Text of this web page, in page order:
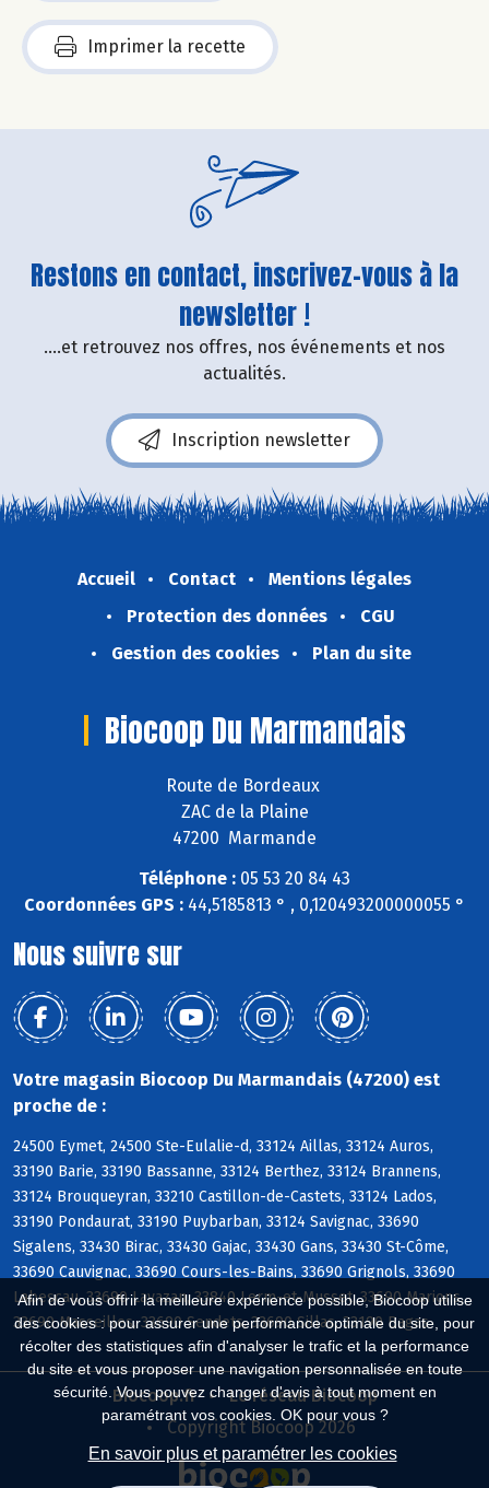
Afin de vous offrir la meilleure expérience possible, Biocoop utilise
des cookies : pour assurer une performance optimale du site, pour
récolter des statistiques afin d'analyser le trafic et la performance
du site et vous proposer une navigation personnalisée en toute
sécurité. Vous pouvez changer d'avis à tout moment en
paramétrant vos cookies. OK pour vous ?
En savoir plus et paramétrer les cookies
Imprimer la recette
Restons en contact, inscrivez-vous à la
newsletter !
....et retrouvez nos offres, nos événements et nos
actualités.
Inscription newsletter
Accueil Contact
Mentions légales
Protection des données
CGU
Gestion des cookies
Plan du site
Biocoop Du Marmandais
Route de Bordeaux
ZAC de la Plaine
47200 Marmande
Téléphone : 05 53 20 84 43
Coordonnées GPS : 44,5185813 ° , 0,120493200000055 °
Nous suivre sur
Votre magasin Biocoop Du Marmandais (47200) est
proche de :
24500 Eymet, 24500 Ste-Eulalie-d, 33124 Aillas, 33124 Auros,
33190 Barie, 33190 Bassanne, 33124 Berthez, 33124 Brannens,
33124 Brouqueyran, 33210 Castillon-de-Castets, 33124 Lados,
33190 Pondaurat, 33190 Puybarban, 33124 Savignac, 33690
Sigalens, 33430 Birac, 33430 Gajac, 33430 Gans, 33430 St-Côme,
33690 Cauvignac, 33690 Cours-les-Bains, 33690 Grignols, 33690
Labescau, 33690 Lavazan, 33840 Lerm-et-Musset, 33690 Marions,
33690 Masseilles, 33690 Sendets, 33690 Sillas, 33190 Bagas
Biocoop.fr
Le réseau Biocoop
Copyright Biocoop 2026